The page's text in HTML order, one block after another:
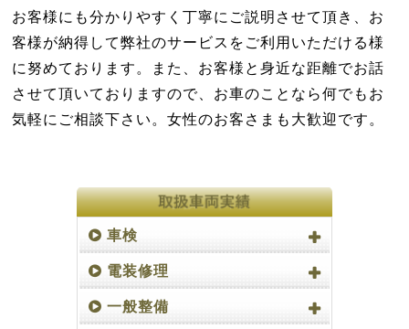
お客様にも分かりやすく丁寧にご説明させて頂き、お
客様が納得して弊社のサービスをご利用いただける様
に努めております。また、お客様と身近な距離でお話
させて頂いておりますので、お車のことなら何でもお
気軽にご相談下さい。女性のお客さまも大歓迎です。
車検
電装修理
一般整備